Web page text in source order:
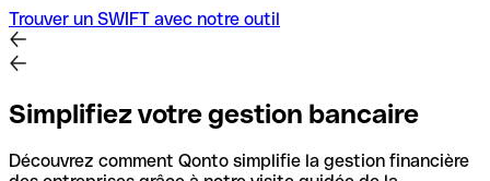
Trouver un SWIFT avec notre outil
Simplifiez votre gestion bancaire
Découvrez comment Qonto simplifie la gestion financière